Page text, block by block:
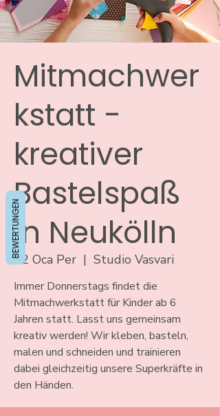
Mitmachwer
kstatt -
kreativer
Bastelspaß
in Neukölln
02 Oca Per
  |
Studio Vasvari
Immer Donnerstags findet die
Mitmachwerkstatt für Kinder ab 6
Jahren statt. Lasst uns gemeinsam
kreativ werden! Wir kleben, basteln,
malen und schneiden und trainieren
dabei gleichzeitig unsere Superkräfte in
den Händen.
BEWERTUNGEN